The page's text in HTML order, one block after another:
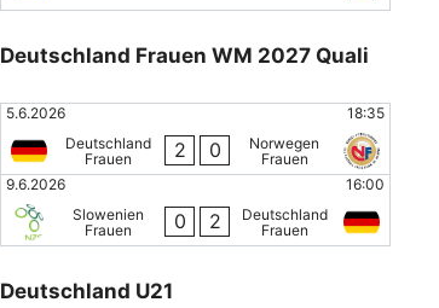
Deutschland Frauen WM 2027 Quali
5.6.2026
18:35
Deutschland
Frauen
2 0
Norwegen
Frauen
9.6.2026
16:00
Slowenien
Frauen
0 2
Deutschland
Frauen
Deutschland U21